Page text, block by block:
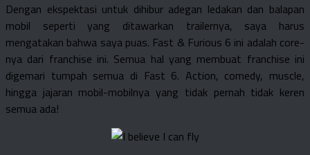
Dengan ekspektasi untuk dihibur adegan ledakan dan balapan
mobil seperti yang ditawarkan trailernya, saya harus
mengatakan bahwa saya puas. Fast & Furious 6 ini adalah core-
nya dari franchise ini. Semua hal yang membuat franchise ini
digemari tumpah semua di Fast 6. Action, comedy, muscle,
hingga jajaran mobil-mobilnya yang tidak pernah tidak keren
semua ada!